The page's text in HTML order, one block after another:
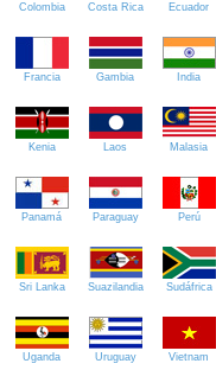
Colombia Costa Rica Ecuador
Francia Gambia India
Kenia Laos Malasia
Panamá Paraguay Perú
Sri Lanka Suazilandia Sudáfrica
Uganda Uruguay Vietnam